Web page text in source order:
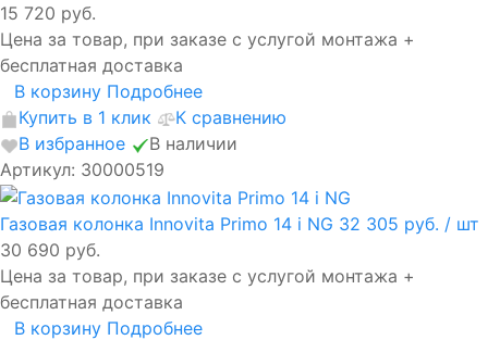
15 720 руб.
Цена за товар, при заказе с услугой монтажа +
бесплатная доставка
В корзину Подробнее
Купить в 1 клик
К сравнению
В избранное
В наличии
Артикул: 30000519
Газовая колонка Innovita Primo 14 i NG 32 305 руб. / шт
30 690 руб.
Цена за товар, при заказе с услугой монтажа +
бесплатная доставка
В корзину Подробнее